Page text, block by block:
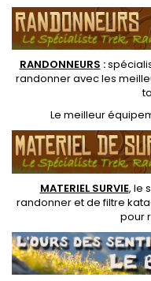
RANDONNEURS :
randonner avec les
Le meilleur
MATERIEL SURVIE, le
randonneret defiltre
pour